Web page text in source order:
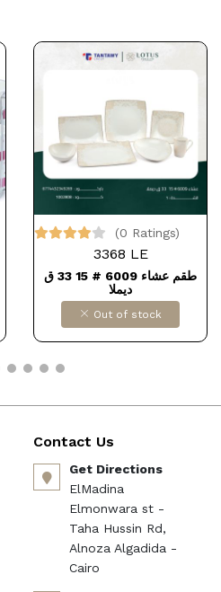
(0 Ratings)
3368 LE
طقم عشاء 6009 # 15 33 ق
ديملا
Out of stock
Contact Us
Get Directions
ElMadina
Elmonwara st -
Taha Hussin Rd,
Alnoza Algadida -
Cairo